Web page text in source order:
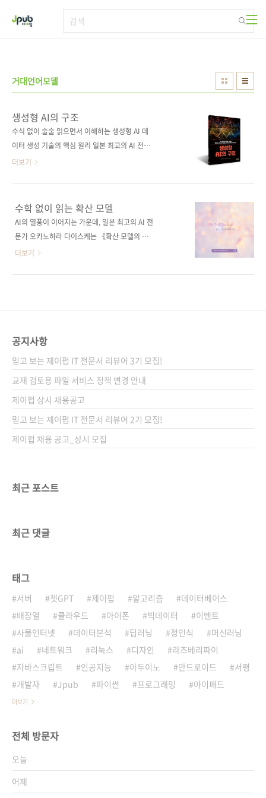
거대언어모델
생성형 AI의 구조
수식 없이 술술 읽으면서 이해하는 생성형 AI 데
이터 생성 기술의 핵심 원리 일본 최고의 AI 전문
가 오카노하라 다이스케는 비전문가도 이해할
의 역사부터 플로, 확산 모델과 플로 매칭, 최적
운송까지, ‘기술을 둘러싼 풍부한 맥락을 제공’한
다고 평가받는 베테랑 저자의 친절한 해설과 함
대로 이해해보자. 도서구매 사이트(가나다순)
[교보문고] [도서11번가] [알라딘] [예스이십사]
더보기
수학 없이 읽는 확산 모델
AI의 열풍이 이어지는 가운데, 일본 최고의 AI 전
문가 오카노하라 다이스케는 《확산 모델의 수
학》이라는 책으로 확산 모델을 수학적으로 명
오카와 출판상을 수상했습니다. 2024.07.02 -
풍부한 맥락을 제공’한다는 평가를 받는 오카노
하라 다이스케가 이번에는 수학 공식 없이 글과
그림만으로 생성형 AI 전반을 설명하는 《생성
형 AI의 구조》라는 책을 발표했습니다. 《확산
모델의 수학》은 수학 공식으로 가득 ..
더보기
공지사항
믿고 보는 제이펍 IT 전문서 리뷰어 3기 모집!
교재 검토용 파일 서비스 정책 변경 안내
제이펍 상시 채용공고
믿고 보는 제이펍 IT 전문서 리뷰어 2기 모집!
제이펍 채용 공고_상시 모집
최근 포스트
최근 댓글
태그
서버 챗GPT 제이펍 알고리즘
데이터베이스
배장열
클라우드 아이폰 빅데이터
이벤트
사물인터넷
데이터분석 딥러닝 정인식
머신러닝
ai
네트워크 리눅스 디자인
라즈베리파이
자바스크립트
인공지능 아두이노 안드로이드
서평
개발자
Jpub 파이썬 프로그래밍 아이패드
더보기
전체 방문자
오늘
어제